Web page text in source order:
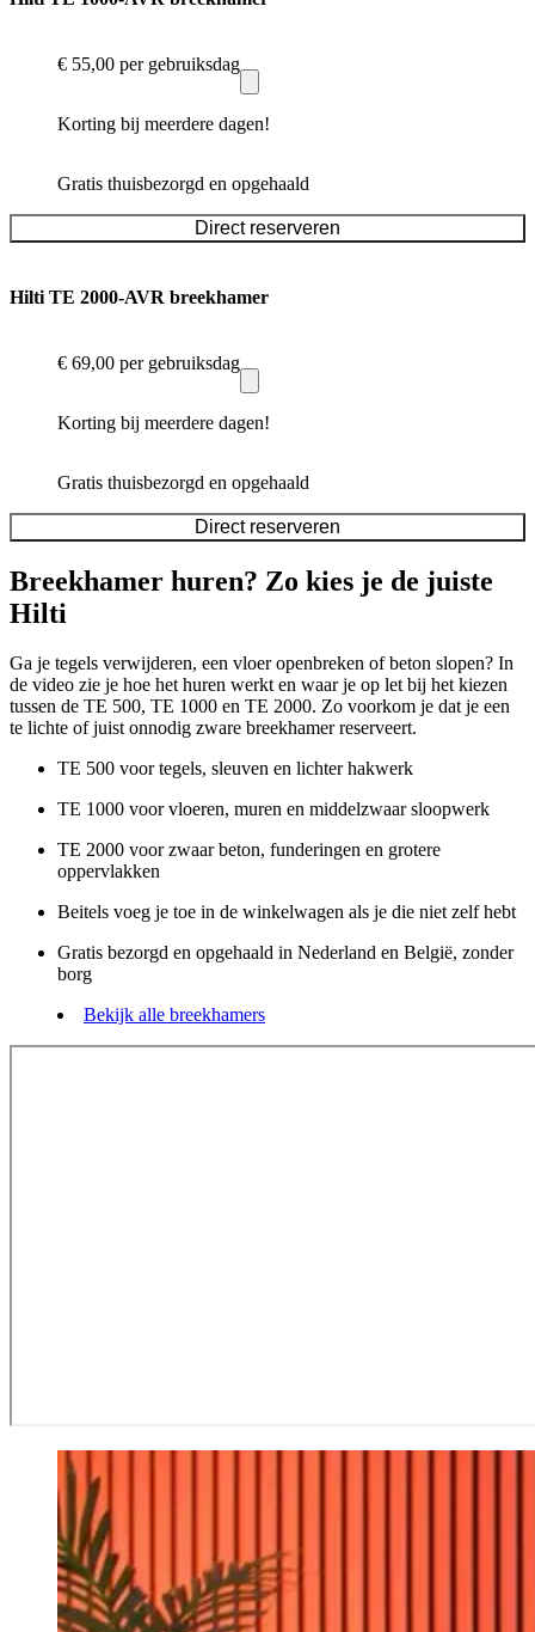
€ 55,00 per gebruiksdag
Korting bij meerdere dagen!
Gratis thuisbezorgd en opgehaald
Direct reserveren
Hilti TE 2000-AVR breekhamer
€ 69,00 per gebruiksdag
Korting bij meerdere dagen!
Gratis thuisbezorgd en opgehaald
Direct reserveren
Breekhamer huren? Zo kies je de juiste
Hilti
Ga je tegels verwijderen, een vloer openbreken of beton slopen? In
de video zie je hoe het huren werkt en waar je op let bij het kiezen
tussen de TE 500, TE 1000 en TE 2000. Zo voorkom je dat je een
te lichte of juist onnodig zware breekhamer reserveert.
TE 500 voor tegels, sleuven en lichter hakwerk
TE 1000 voor vloeren, muren en middelzwaar sloopwerk
TE 2000 voor zwaar beton, funderingen en grotere
oppervlakken
Beitels voeg je toe in de winkelwagen als je die niet zelf hebt
Gratis bezorgd en opgehaald in Nederland en België, zonder
borg
Bekijk alle breekhamers